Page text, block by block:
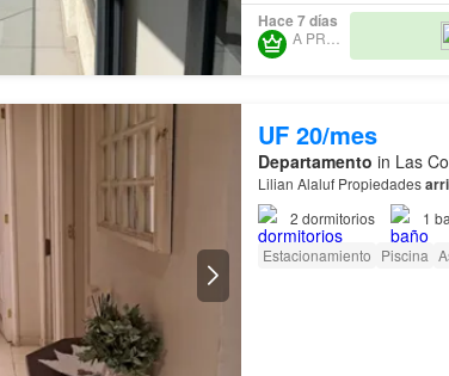
Hace 7 días
A PRO SPA
UF 20/mes
Departamento in Las
Lilian Alaluf Propiedades
2 dormitorios 1
Estacionamiento Piscina